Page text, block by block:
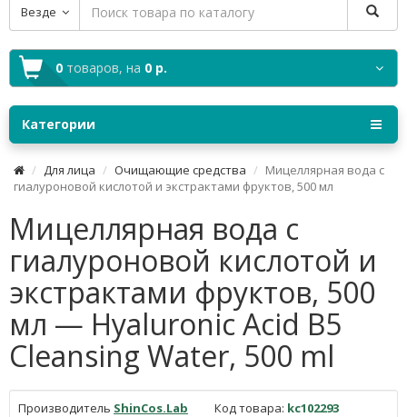
Везде
0 товаров, на 0 р.
Категории
Для лица Очищающие средства
Мицеллярная вода с
гиалуроновой кислотой и экстрактами фруктов, 500 мл
Мицеллярная вода с
гиалуроновой кислотой и
экстрактами фруктов, 500
мл — Hyaluronic Acid B5
Cleansing Water, 500 ml
Производитель ShinCos.Lab Код товара: kc102293